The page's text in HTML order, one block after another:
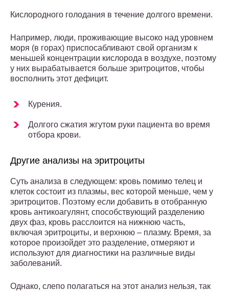
Кислородного голодания в течение долгого времени.
Например, люди, проживающие высоко над уровнем
моря (в горах) приспосабливают свой организм к
меньшей концентрации кислорода в воздухе, поэтому
у них вырабатывается больше эритроцитов, чтобы
восполнить этот дефицит.
Курения.
Долгого сжатия жгутом руки пациента во время
отбора крови.
Другие анализы на эритроциты
Суть анализа в следующем: кровь помимо телец и
клеток состоит из плазмы, вес которой меньше, чем у
эритроцитов. Поэтому если добавить в отобранную
кровь антикоагулянт, способствующий разделению
двух фаз, кровь расслоится на нижнюю часть,
включая эритроциты, и верхнюю – плазму. Время, за
которое произойдет это разделение, отмеряют и
используют для диагностики на различные виды
заболеваний.
Однако, слепо полагаться на этот анализ нельзя, так